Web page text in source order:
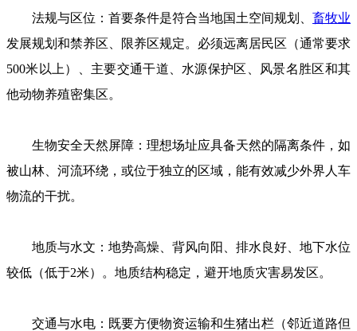
法规与区位：首要条件是符合当地国土空间规划、 畜牧业
发展规划和禁养区、限养区规定。必须远离居民区（通常要求
500米以上）、主要交通干道、水源保护区、风景名胜区和其
他动物养殖密集区。
生物安全天然屏障：理想场址应具备天然的隔离条件，如
被山林、河流环绕，或位于独立的区域，能有效减少外界人车
物流的干扰。
地质与水文：地势高燥、背风向阳、排水良好、地下水位
较低（低于2米）。地质结构稳定，避开地质灾害易发区。
交通与水电：既要方便物资运输和生猪出栏（邻近道路但